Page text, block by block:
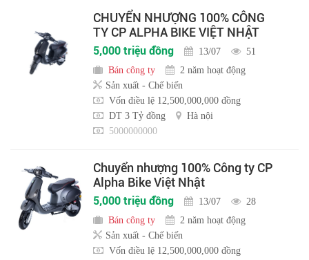
CHUYỂN NHƯỢNG 100% CÔNG
TY CP ALPHA BIKE VIỆT NHẬT
5,000 triệu đồng 13/07
51
Bán công ty
2 năm hoạt động
Sản xuất - Chế biến
Vốn điều lệ 12,500,000,000 đồng
DT 3 Tỷ đồng
Hà nội
5000000000
Chuyển nhượng 100% Công ty CP
Alpha Bike Việt Nhật
5,000 triệu đồng 13/07
28
Bán công ty
2 năm hoạt động
Sản xuất - Chế biến
Vốn điều lệ 12,500,000,000 đồng